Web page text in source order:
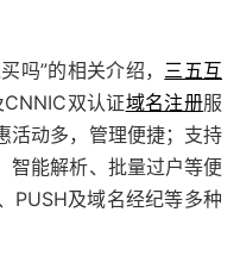
吗”的相关介绍， 三五互
双认证域名注册服
活动多，管理便捷；支持
智能解析、批量过户等便
PUSH及域名经纪等多种